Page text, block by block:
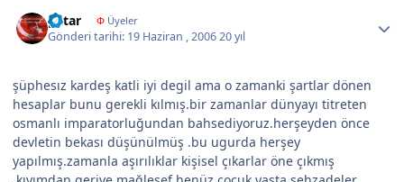
patar ΦÜyeler
Gönderi tarihi: 19 Haziran , 200620 yıl
şüphesız kardeş katli iyi degil ama o zamanki şartlar dönen
hesaplar bunu gerekli kılmış.bir zamanlar dünyayı titreten
osmanlı imparatorluğundan bahsediyoruz.herşeyden önce
devletin bekası düşünülmüş .bu ugurda herşey
yapılmış.zamanla aşırılıklar kişisel çıkarlar öne çıkmış